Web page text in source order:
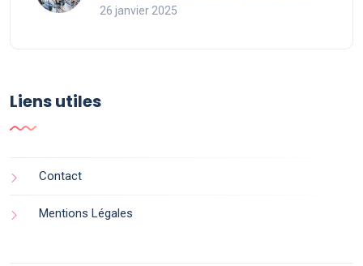
26 janvier 2025
Liens utiles
Contact
Mentions Légales